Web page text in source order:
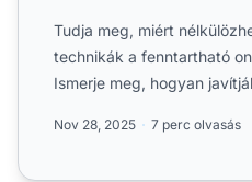
Tudja meg, miért
technikák a fenntartható
Ismerje meg, hogyan
Nov 28, 2025 7 perc olvasás